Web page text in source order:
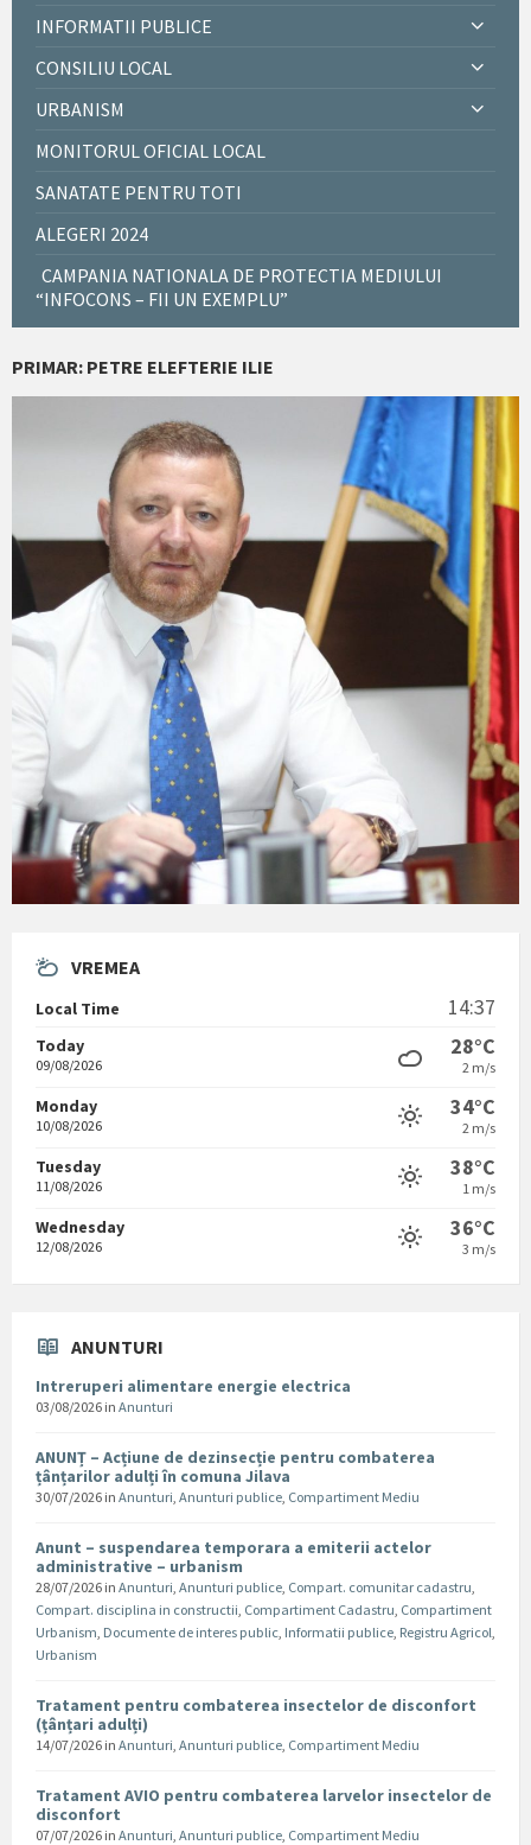
INFORMATII PUBLICE
CONSILIU LOCAL
URBANISM
MONITORUL OFICIAL LOCAL
SANATATE PENTRU TOTI
ALEGERI 2024
CAMPANIA NATIONALA DE PROTECTIA MEDIULUI
“INFOCONS – FII UN EXEMPLU”
PRIMAR: PETRE ELEFTERIE ILIE
VREMEA
Local Time 14:37
Today
09/08/2026
28°C
2 m/s
Monday
10/08/2026
34°C
2 m/s
Tuesday
11/08/2026
38°C
1 m/s
Wednesday
12/08/2026
36°C
3 m/s
ANUNTURI
Intreruperi alimentare energie electrica
03/08/2026 in Anunturi
ANUNȚ – Acțiune de dezinsecție pentru combaterea
țânțarilor adulți în comuna Jilava
30/07/2026 in Anunturi, Anunturi publice, Compartiment Mediu
Anunt – suspendarea temporara a emiterii actelor
administrative – urbanism
28/07/2026 in Anunturi, Anunturi publice, Compart. comunitar cadastru,
Compart. disciplina in constructii, Compartiment Cadastru, Compartiment
Urbanism, Documente de interes public, Informatii publice, Registru Agricol,
Urbanism
Tratament pentru combaterea insectelor de disconfort
(țânțari adulți)
14/07/2026 in Anunturi, Anunturi publice, Compartiment Mediu
Tratament AVIO pentru combaterea larvelor insectelor de
disconfort
07/07/2026 in Anunturi, Anunturi publice, Compartiment Mediu